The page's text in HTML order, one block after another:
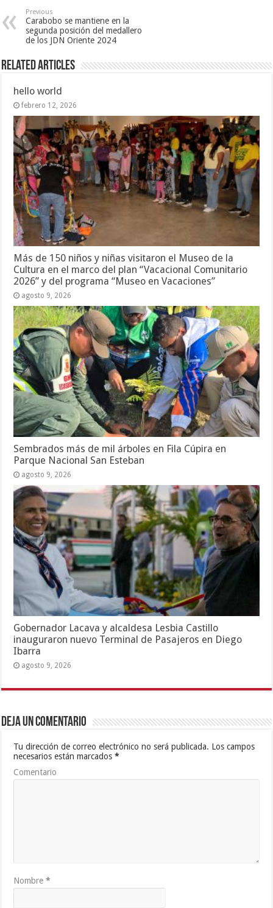
Previous
Carabobo se mantiene en la
segunda posición del medallero
de los JDN Oriente 2024
Related Articles
hello world
febrero 12, 2026
Más de 150 niños y niñas visitaron el Museo de la
Cultura en el marco del plan “Vacacional Comunitario
2026” y del programa “Museo en Vacaciones”
agosto 9, 2026
Sembrados más de mil árboles en Fila Cúpira en
Parque Nacional San Esteban
agosto 9, 2026
Gobernador Lacava y alcaldesa Lesbia Castillo
inauguraron nuevo Terminal de Pasajeros en Diego
Ibarra
agosto 9, 2026
Deja un comentario
Tu dirección de correo electrónico no será publicada. Los campos
necesarios están marcados*
Comentario
Nombre*